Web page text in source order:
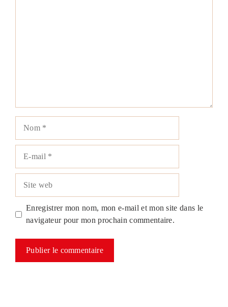
Enregistrer mon nom, mon e-mail et mon site dans le
navigateur pour mon prochain commentaire.